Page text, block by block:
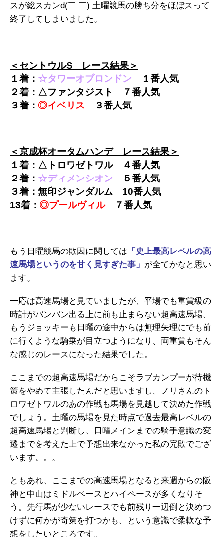
スが総スカンd(￣ ￣) 土曜競馬の勝ち分をほぼスって
終了してしまいました。
＜セントウルS レース結果＞
１着： ☆タワーオブロンドン １番人気
２着：△ファンタジスト ７番人気
３着： ◎イベリス ３番人気
＜京成杯オータムハンデ レース結果＞
１着：△トロワゼトワル ４番人気
２着： ☆ディメンシオン ５番人気
３着：無印ジャンダルム 10番人気
13着： ◎プールヴィル７番人気
もう日曜競馬の敗因に関しては 「史上最高レベルの高
速馬場というのを甘く見すぎた事」 が全てかなと思い
ます。
一応は高速馬場と見ていましたが、平場でも重賞級の
時計がバンバン出る上に前も止まらない超高速馬場、
もうジョッキーも日曜の途中からは無理矢理にでも前
に行くような騎乗が目立つようになり、両重賞もそん
な感じのレースになった結果でした。
ここまでの超高速馬場だからこそラブカンプーが待機
策をやめて主張したんだと思いますし、ノリさんのト
ロワゼトワルのあの作戦も馬場を見越して決めた作戦
でしょう。土曜の馬場を見た時点で過去最高レベルの
超高速馬場と判断し、日曜メインまでの騎手意識の変
遷までを考えた上で予想出来なかった私の完敗でござ
います。。。
ともあれ、ここまでの高速馬場となると来週からの阪
神と中山はミドルペースとハイペースが多くなりそ
う。先行馬が少ないレースでも前残り一辺倒と決めつ
けずに何かが奇策を打つかも、という意識で柔軟な予
想をしたいところです。